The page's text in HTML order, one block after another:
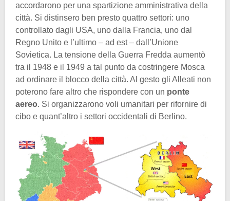
accordarono per una spartizione amministrativa della
città. Si distinsero ben presto quattro settori: uno
controllato dagli USA, uno dalla Francia, uno dal
Regno Unito e l’ultimo – ad est – dall’Unione
Sovietica. La tensione della Guerra Fredda aumentò
tra il 1948 e il 1949 a tal punto da costringere Mosca
ad ordinare il blocco della città. Al gesto gli Alleati non
poterono fare altro che rispondere con un ponte
aereo. Si organizzarono voli umanitari per rifornire di
cibo e quant’altro i settori occidentali di Berlino.